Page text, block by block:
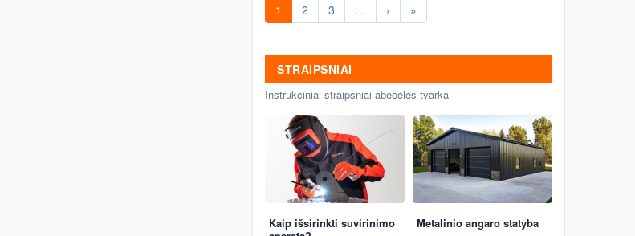
1 2 3 … › »
STRAIPSNIAI
Instrukciniai straipsniai abėcėlės tvarka
Kaip išsirinkti suvirinimo
Metalinio angaro statyba